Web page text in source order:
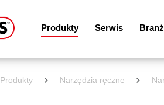
Produkty Serwis
Produkty Narzędzia ręczne